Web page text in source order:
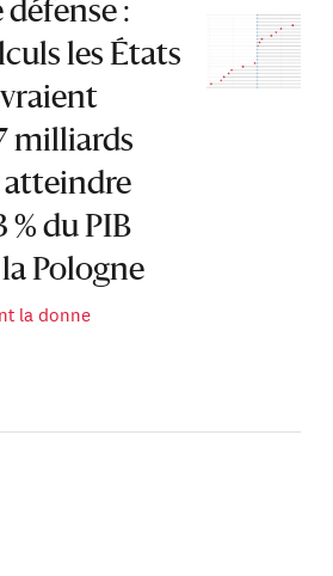
défense :
les États
milliards
atteindre
% du PIB
Pologne
la donne